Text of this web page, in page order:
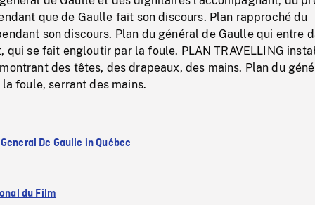
que de Gaulle fait son discours. Plan rapproché du
son discours. Plan du général de Gaulle qui entre
qui se fait engloutir par la foule. PLAN TRAVELLING
des têtes, des drapeaux, des mains. Plan du
foule, serrant des mains.
General De Gaulle in Québec
du Film